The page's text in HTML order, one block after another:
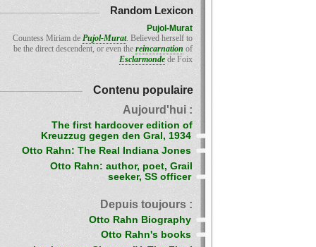
Random Lexicon
Pujol-Murat
Countess Miriam de Pujol-Murat. Believed herself to
be the direct descendent, or even the reincarnation of
Esclarmondede Foix
Contenu populaire
Aujourd'hui :
The first hardcover edition of
Kreuzzug gegen den Gral, 1934
Otto Rahn: The Real Indiana Jones
Otto Rahn: author, poet, Grail
seeker, SS officer
Depuis toujours :
Otto Rahn Biography
Otto Rahn's books